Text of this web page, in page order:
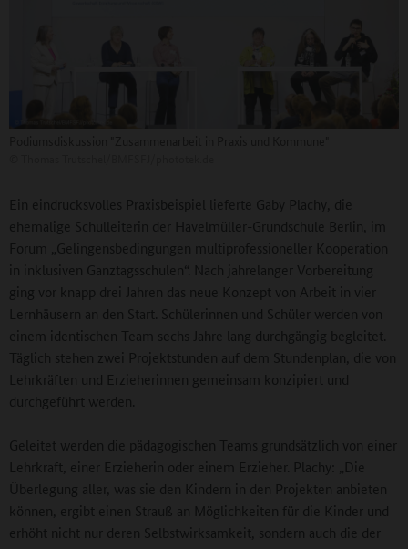
Ein eindrucksvolles Praxisbeispiel lieferte Gaby Plachy, die
ehemalige Schulleiterin der Havelmüller-Grundschule Berlin, im
Forum „Gelingensbedingungen multiprofessioneller Kooperation
in inklusiven Ganztagsschulen“. Nach jahrelanger Vorbereitung
ging vor knapp drei Jahren das neue Konzept von Arbeit in vier
Lernhäusern an den Start. Schülerinnen und Schüler werden von
einem identischen Team sechs Jahre lang durchgängig begleitet.
Täglich stehen zwei Projektstunden auf dem Stundenplan, die von
Lehrkräften und Erzieherinnen gemeinsam konzipiert und
durchgeführt werden.
Geleitet werden die pädagogischen Teams grundsätzlich von einer
Lehrkraft, einer Erzieherin oder einem Erzieher. Plachy: „Die
Überlegung aller, was sie den Kindern in den Projekten anbieten
können, ergibt einen Strauß an Möglichkeiten für die Kinder und
erhöht nicht nur deren Selbstwirksamkeit, sondern auch die der